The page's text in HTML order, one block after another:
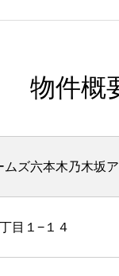
物件概
ムズ六本木乃木坂
目１−１４